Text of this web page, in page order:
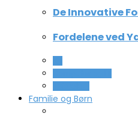
De Innovative
Fordelene ved
Familie og Børn